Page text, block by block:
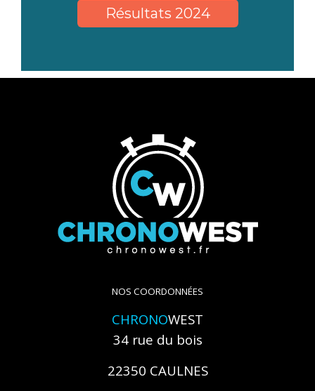
Résultats 2024
NOS COORDONNÉES
CHRONOWEST
34 rue du bois
22350 CAULNES